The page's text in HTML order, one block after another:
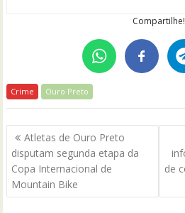
Compartilhe!
Crime Ouro Preto
Navegação
de
Post
Atletas de Ouro Preto
disputam segunda etapa da
Copa Internacional de
Mountain Bike
de